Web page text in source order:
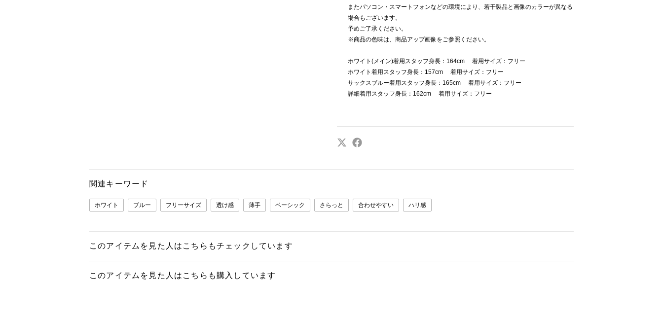
またパソコン・スマートフォンなどの環境により、若干製品と画像のカラーが異なる
場合もございます。
予めご了承ください。
※商品の色味は、商品アップ画像をご参照ください。
ホワイト(メイン)着用スタッフ身長：164cm 着用サイズ：フリー
ホワイト着用スタッフ身長：157cm 着用サイズ：フリー
サックスブルー着用スタッフ身長：165cm 着用サイズ：フリー
詳細着用スタッフ身長：162cm 着用サイズ：フリー
関連キーワード
ホワイト ブルー フリーサイズ 透け感 薄手 ベーシック さらっと 合わせやすい ハリ感
このアイテムを見た人はこちらもチェックしています
このアイテムを見た人はこちらも購入しています